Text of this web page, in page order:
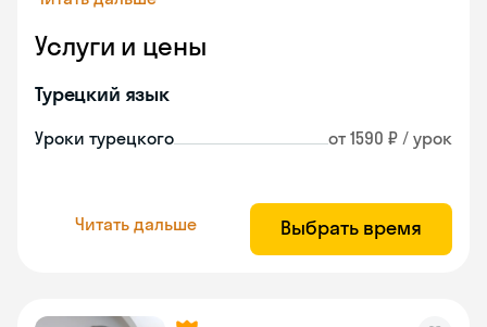
Услуги и цены
Турецкий язык
Уроки турецкого от 1590 ₽ / урок
Читать дальше Выбрать время